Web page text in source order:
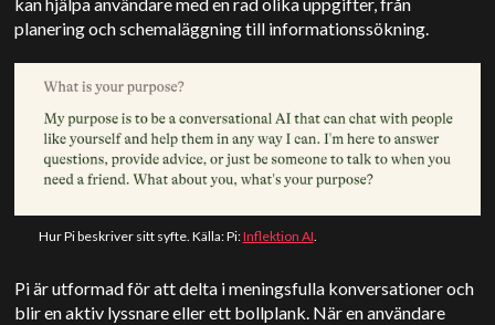
planering och schemaläggning till informationssökning.
Hur Pi beskriver sitt syfte. Källa: Pi:Inflektion AI.
Pi är utformad för att delta i meningsfulla konversationer och
blir en aktiv lyssnare eller ett bollplank. När en användare